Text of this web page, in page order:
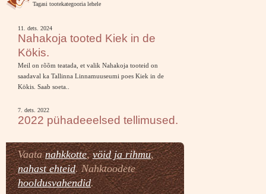
Tagasi tootekategooria lehele
11. dets. 2024
Nahakoja tooted Kiek in de
Kökis.
Meil on rõõm teatada, et valik Nahakoja tooteid on
saadaval ka Tallinna Linnamuuseumi poes Kiek in de
Kökis. Saab soeta..
7. dets. 2022
2022 pühadeeelsed tellimused.
Vaatanahkkotte,vöid ja rihmu,
nahast ehteid. Nahktoodete
hooldusvahendid.